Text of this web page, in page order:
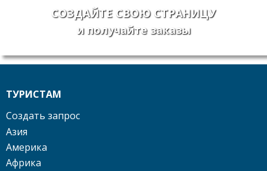
СОЗДАЙТЕ СВОЮ СТРАНИЦУ
и получайте заказы
ТУРИСТАМ
Создать запрос
Азия
Америка
Африка